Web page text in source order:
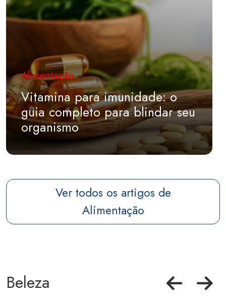
Alimentação
Vitamina para imunidade: o
guia completo para blindar seu
organismo
Ver todos os artigos de
Alimentação
Beleza